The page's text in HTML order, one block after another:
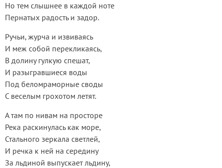
Но тем слышнее в каждой ноте
Пернатых радость и задор.
Ручьи, журча и извиваясь
И меж собой перекликаясь,
В долину гулкую спешат,
И разыгравшиеся воды
Под беломраморные своды
С веселым грохотом летят.
А там по нивам на просторе
Река раскинулась как море,
Стального зеркала светлей,
И речка к ней на середину
За льдиной выпускает льдину,